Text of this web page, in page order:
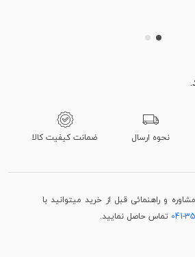
نحوه ارسال ضمانت کیفیت کالا
و راهنمائی قبل از خرید میتوانید با
041- تماس حاصل نمایید.